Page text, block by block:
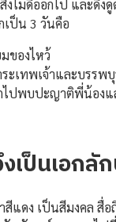
งไม่ดีออกไป และดึง
เป็น 3 วันคือ
ของไหว้
ระเทพเจ้าและบรรพ
ไปพบปะญาติพี่น้องแ
เป็นเอก
ดง เป็นสีมงคล สื่อถึ